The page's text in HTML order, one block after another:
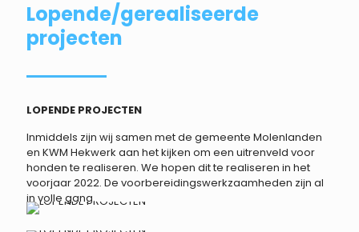
Lopende/gerealiseerde
projecten
LOPENDE PROJECTEN
Inmiddels zijn wij samen met de gemeente Molenlanden
en KWM Hekwerk aan het kijken om een uitrenveld voor
honden te realiseren. We hopen dit te realiseren in het
voorjaar 2022. De voorbereidingswerkzaamheden zijn al
in volle gang.